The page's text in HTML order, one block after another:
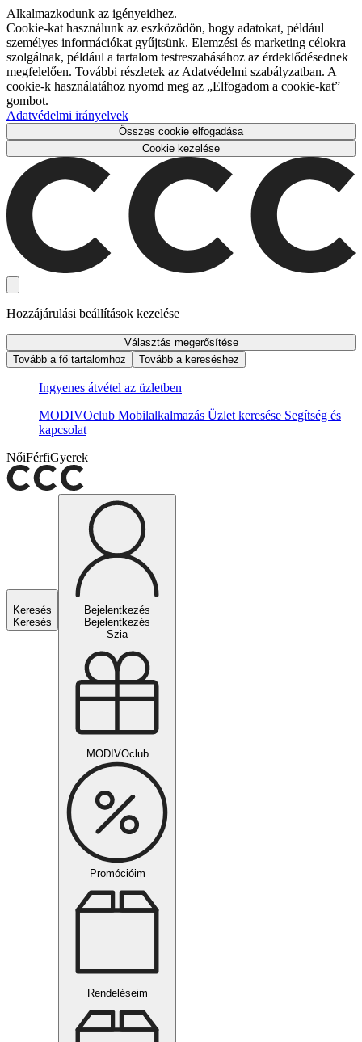
Alkalmazkodunk az igényeidhez.
Cookie-kat használunk az eszközödön, hogy adatokat, például
személyes információkat gyűjtsünk. Elemzési és marketing célokra
szolgálnak, például a tartalom testreszabásához az érdeklődésednek
megfelelően. További részletek az Adatvédelmi szabályzatban. A
cookie-k használatához nyomd meg az „Elfogadom a cookie-kat”
gombot.
Adatvédelmi irányelvek
Összes cookie elfogadása
Cookie kezelése
Hozzájárulási beállítások kezelése
Választás megerősítése
Tovább a fő tartalomhoz
Tovább a kereséshez
Ingyenes átvétel az üzletben
MODIVOclub Mobilalkalmazás Üzlet keresése Segítség és
kapcsolat
NőiFérfiGyerek
Keresés
Keresés
Bejelentkezés
Bejelentkezés
Szia
MODIVOclub
Promócióim
Rendeléseim